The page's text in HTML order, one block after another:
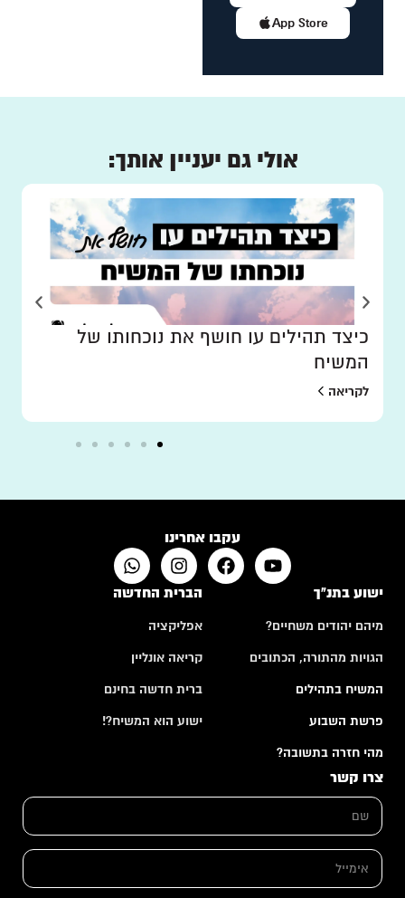
App Store
אולי גם יעניין אותך:
כיצד תהילים עו חושף את נוכחותו של
המשיח
לקריאה
עקבו אחרינו
ישוע בתנ"ך
מיהם יהודים משחיים?
הגויות מהתורה, הכתובים
המשיח בתהילים
פרשת השבוע
מהי חזרה בתשובה?
הברית החדשה
אפליקציה
קריאה אונליין
ברית חדשה בחינם
ישוע הוא המשיח?!
צרו קשר
ש
*
ע
ו
א
מ